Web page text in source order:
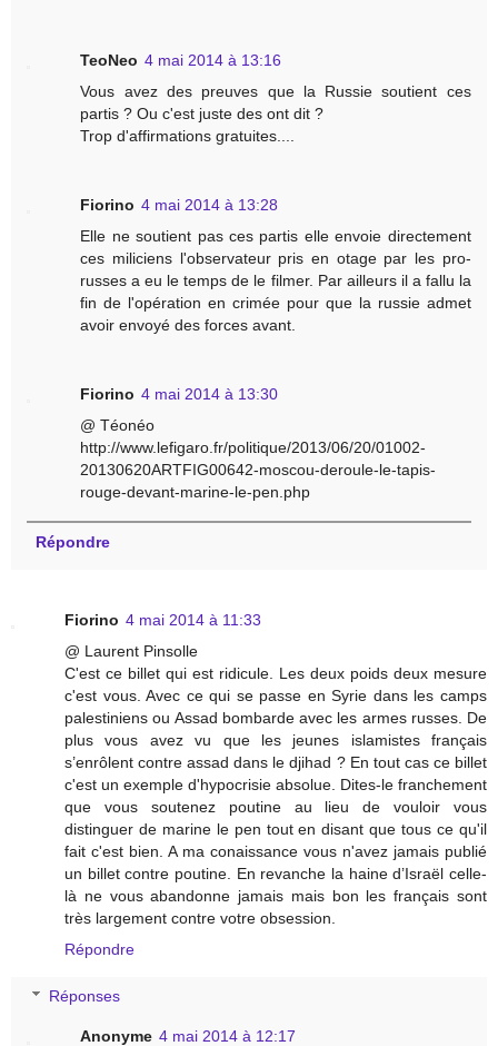
TeoNeo 4 mai 2014 à 13:16
Vous avez des preuves que la Russie soutient ces
partis ? Ou c'est juste des ont dit ?
Trop d'affirmations gratuites....
Fiorino 4 mai 2014 à 13:28
Elle ne soutient pas ces partis elle envoie directement
ces miliciens l'observateur pris en otage par les pro-
russes a eu le temps de le filmer. Par ailleurs il a fallu la
fin de l'opération en crimée pour que la russie admet
avoir envoyé des forces avant.
Fiorino 4 mai 2014 à 13:30
@ Téonéo
http://www.lefigaro.fr/politique/2013/06/20/01002-
20130620ARTFIG00642-moscou-deroule-le-tapis-
rouge-devant-marine-le-pen.php
Répondre
Fiorino 4 mai 2014 à 11:33
@ Laurent Pinsolle
C'est ce billet qui est ridicule. Les deux poids deux mesure
c'est vous. Avec ce qui se passe en Syrie dans les camps
palestiniens ou Assad bombarde avec les armes russes. De
plus vous avez vu que les jeunes islamistes français
s’enrôlent contre assad dans le djihad ? En tout cas ce billet
c'est un exemple d'hypocrisie absolue. Dites-le franchement
que vous soutenez poutine au lieu de vouloir vous
distinguer de marine le pen tout en disant que tous ce qu'il
fait c'est bien. A ma conaissance vous n'avez jamais publié
un billet contre poutine. En revanche la haine d’Israël celle-
là ne vous abandonne jamais mais bon les français sont
très largement contre votre obsession.
Répondre
Réponses
Anonyme 4 mai 2014 à 12:17